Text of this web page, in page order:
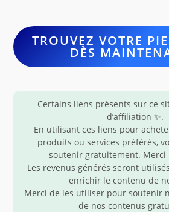
TROUVEZ VOTRE
DÈS
Certains liens présents sur ce
d’affiliation ✨.
En utilisant ces liens pour
produits ou services préférés,
soutenir gratuitement. Merci
Les revenus générés seront
enrichir le contenu de
Merci de les utiliser pour soutenir
de nos contenus